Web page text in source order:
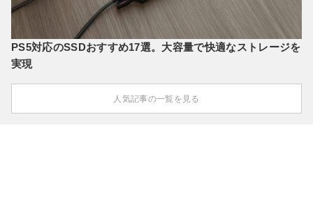
PS5対応のSSDおすすめ17選。大容量で快適なストレージを
実現
人気記事の一覧を見る